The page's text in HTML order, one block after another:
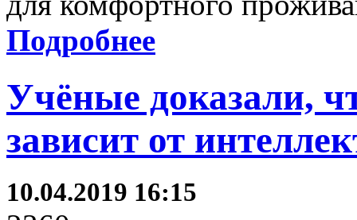
Подробнее
Учёные доказали,
зависит от
10.04.2019 16:15